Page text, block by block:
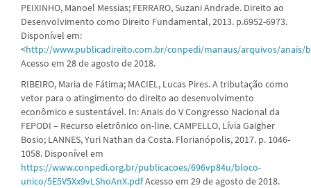
PEIXINHO, Manoel Messias; FERRARO, Suzani Andrade. Direito ao
Desenvolvimento como Direito Fundamental, 2013. p.6952-6973.
Disponível em:
<http://www.publicadireito.com.br/conpedi/manaus/arquivos/anais/
Acesso em 28 de agosto de 2018.
RIBEIRO, Maria de Fátima; MACIEL, Lucas Pires. A tributação como
vetor para o atingimento do direito ao desenvolvimento
econômico e sustentável. In: Anais do V Congresso Nacional da
FEPODI – Recurso eletrônico on-line. CAMPELLO, Lívia Gaigher
Bosio; LANNES, Yuri Nathan da Costa. Florianópolis, 2017. p. 1046-
1058. Disponível em
https://www.conpedi.org.br/publicacoes/696vp84u/bloco-
unico/5E5V5Xx9vLShoAnX.pdfAcesso em 29 de agosto de 2018.